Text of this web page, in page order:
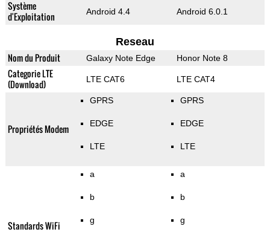
Système
d'Exploitation
Android 4.4 Android 6.0.1
Reseau
Nom du Produit Galaxy Note Edge Honor Note 8
Categorie LTE
(Download)
LTE CAT6 LTE CAT4
Propriétés Modem
GPRS
EDGE
LTE
GPRS
EDGE
LTE
Standards WiFi
a
b
g
a
b
g